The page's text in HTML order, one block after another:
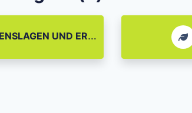
UND EREIGNISSE